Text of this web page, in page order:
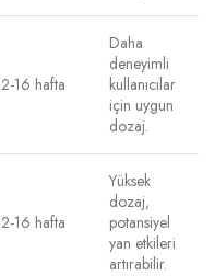
16 hafta
Daha
deneyimli
kullanıcılar
için uygun
dozaj.
16 hafta
Yüksek
dozaj,
potansiyel
yan etkileri
artırabilir.